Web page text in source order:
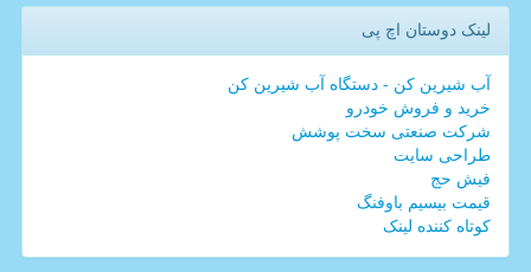
لینک دوستان اچ پی
آب شیرین کن - دستگاه آب شیرین کن
خرید و فروش خودرو
شرکت صنعتی سخت پوشش
طراحی سایت
فیش حج
قیمت بیسیم باوفنگ
کوتاه کننده لینک